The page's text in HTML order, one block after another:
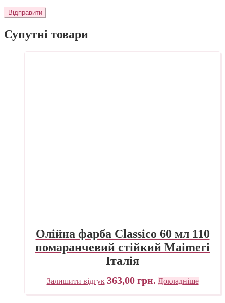
Супутні товари
Олійна фарба Classico 60 мл 110
помаранчевий стійкий Maimeri
Італія
Залишити відгук 363,00 грн. Докладніше